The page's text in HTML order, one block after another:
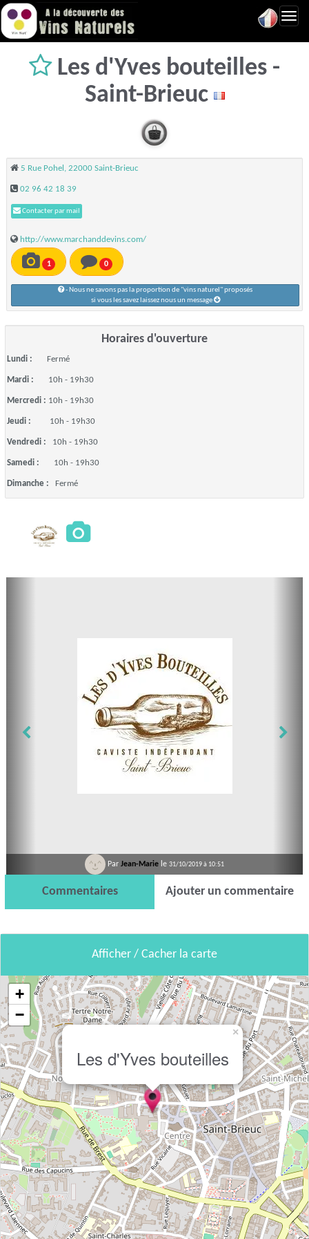
Les d'Yves bouteilles -
Saint-Brieuc
5 Rue Pohel, 22000 Saint-Brieuc
02 96 42 18 39
Contacter par mail
http://www.marchanddevins.com/
1 0
- Nous ne savons pas la proportion de "vins naturel" proposés
si vous les savez laissez nous un message
Horaires d'ouverture
Lundi : Fermé
Mardi : 10h - 19h30
Mercredi : 10h - 19h30
Jeudi : 10h - 19h30
Vendredi : 10h - 19h30
Samedi : 10h - 19h30
Dimanche : Fermé
Par Jean-Marie le 31/10/2019 à 10:51
Commentaires Ajouter un commentaire
Afficher / Cacher la carte
Les d'Yves bouteilles
×
+
−